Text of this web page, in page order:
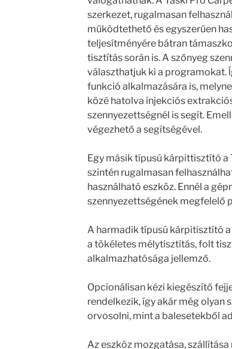
szerkezet, rugalmasan
működtethető és egyszerűen
teljesítményére bátran
tisztítás során is. A szőnyeg
választhatjuk ki a programokat.
funkció alkalmazására is,
közé hatolva injekciós
szennyezettségnél is segít.
végezhető a segítségével.
Egy másik típusú kárpittisztító a
szintén rugalmasan
használható eszköz. Ennél a
szennyezettségének megfelelő
A harmadik típusú kárpitisztító a
a tökéletes mélytisztítás, folt
alkalmazhatósága jellemző.
Opcionálisan kézi kiegészítő
rendelkezik, így akár még olyan
orvosolni, mint a balesetekből
Az eszköz mozgatása,